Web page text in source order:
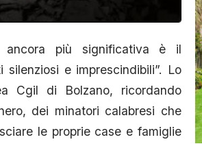
ancora più significativa è il
e imprescindibili”. Lo
Cgil di Bolzano, ricordando
dei minatori calabresi che
le proprie case e famiglie